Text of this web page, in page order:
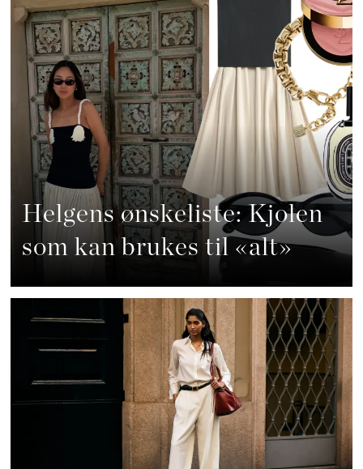
Helgens ønskeliste: Kjolen
som kan brukes til «alt»